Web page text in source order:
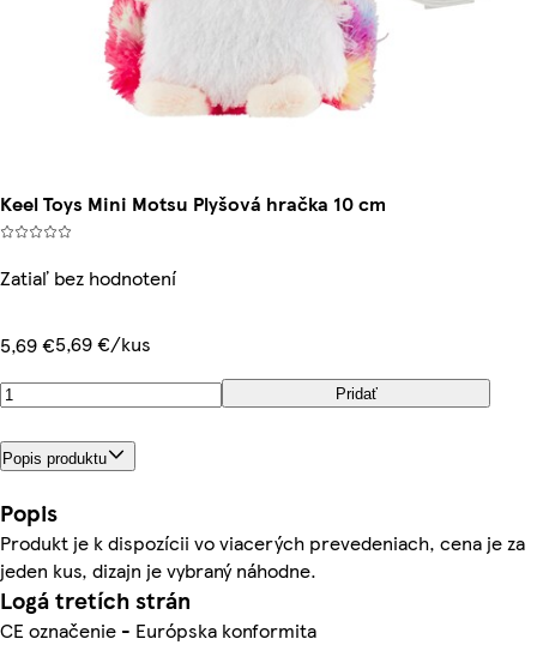
Keel Toys Mini Motsu Plyšová hračka 10 cm
Zatiaľ bez hodnotení
5,69 €5,69 €/kus
Pridať
Popis produktu
Popis
Produkt je k dispozícii vo viacerých prevedeniach, cena je za
jeden kus, dizajn je vybraný náhodne.
Logá tretích strán
CE označenie - Európska konformita